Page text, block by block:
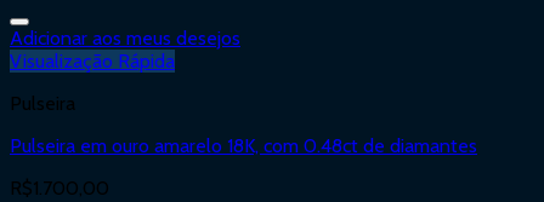
Adicionar aos meus desejos
Visualização Rápida
Pulseira
Pulseira em ouro amarelo 18K, com 0.48ct de diamantes
R$1.700,00